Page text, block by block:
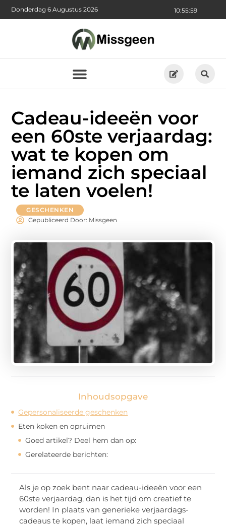
10:56:00
Donderdag 6 Augustus 2026
Cadeau-ideeën voor
een 60ste verjaardag:
wat te kopen om
iemand zich speciaal
te laten voelen!
GESCHENKEN
Gepubliceerd Door: Missgeen
Inhoudsopgave
Gepersonaliseerde geschenken
Eten koken en opruimen
Goed artikel? Deel hem dan op:
Gerelateerde berichten:
Als je op zoek bent naar cadeau-ideeën voor een
60ste verjaardag, dan is het tijd om creatief te
worden! In plaats van generieke verjaardags-
cadeaus te kopen, laat iemand zich speciaal